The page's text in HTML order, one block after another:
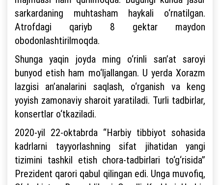
sarkardaning muhtasham haykali o‘rnatilgan.
Atrofdagi qariyb 8 gektar maydon
obodonlashtirilmoqda.
Shunga yaqin joyda ming o‘rinli san’at saroyi
bunyod etish ham mo‘ljallangan. U yerda Xorazm
lazgisi an’analarini saqlash, o‘rganish va keng
yoyish zamonaviy sharoit yaratiladi. Turli tadbirlar,
konsertlar o‘tkaziladi.
2020-yil 22-oktabrda “Harbiy tibbiyot sohasida
kadrlarni tayyorlashning sifat jihatidan yangi
tizimini tashkil etish chora-tadbirlari to‘g‘risida”
Prezident qarori qabul qilingan edi. Unga muvofiq,